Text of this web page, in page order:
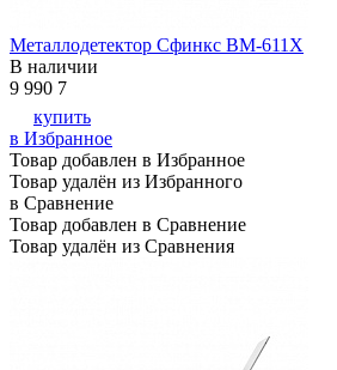
Металлодетектор Сфинкс ВМ-611Х
В наличии
9 990 7
купить
в Избранное
Товар добавлен в Избранное
Товар удалён из Избранного
в Сравнение
Товар добавлен в Сравнение
Товар удалён из Сравнения